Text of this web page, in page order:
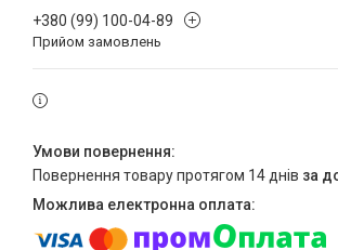
+380 (99) 100-04-89
Прийом замовлень
повернення товару протягом 14 днів за